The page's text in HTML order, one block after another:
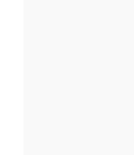
Nos logements
Cheikh Anta Diop de Dakar